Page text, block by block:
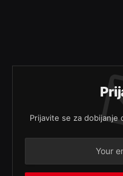
Prijavite se za dobijanje